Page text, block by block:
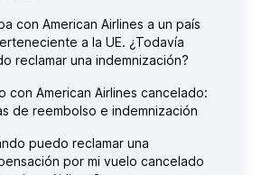
con American Airlines a un país
a la UE. ¿Todavía
reclamar una indemnización?
con American Airlines cancelado:
de reembolso e indemnización
puedo reclamar una
por mi vuelo cancelado